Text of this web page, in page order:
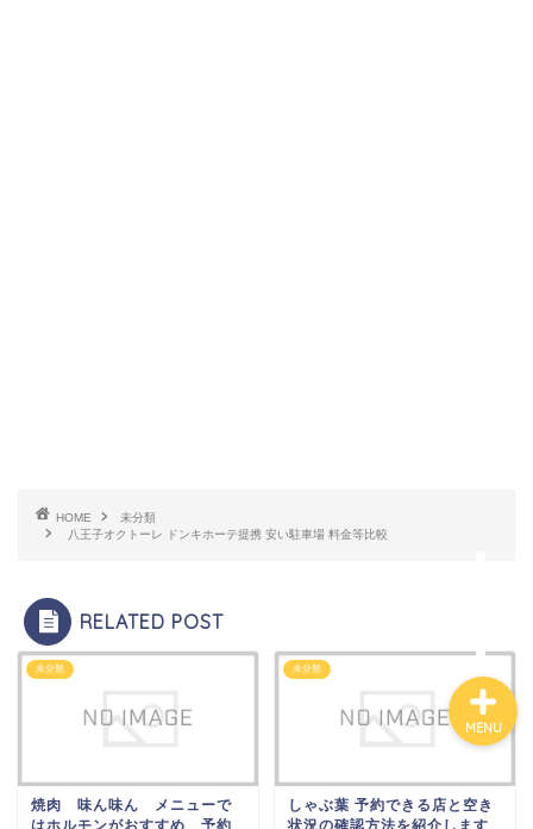
HOME
未分類
八王子オクトーレ ドンキホーテ提携 安い駐車場 料金等比較
RELATED POST
未分類
焼肉 味ん味ん メニューで
未分類
しゃぶ葉 予約できる店と空き
MENU
グルメ